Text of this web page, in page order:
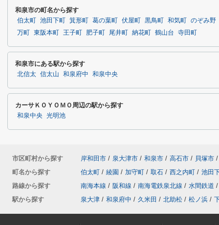
和泉市の町名から探す
伯太町 池田下町 箕形町 葛の葉町 伏屋町 黒鳥町 和気町
のぞみ野
万町
東阪本町 王子町 肥子町 尾井町 納花町 鶴山台 寺田町
和泉市にある駅から探す
北信太 信太山 和泉府中 和泉中央
カーサＫＯＹＯＭＯ周辺の駅から探す
和泉中央 光明池
市区町村から探す 岸和田市 / 泉大津市 / 和泉市 / 高石市 / 貝塚市 /
町名から探す
伯太町 / 綾園 / 加守町 / 取石 / 西之内町 / 池田
路線から探す
南海本線 / 阪和線 / 南海電鉄泉北線 / 水間鉄道 /
駅から探す
泉大津 / 和泉府中 / 久米田 / 北助松 / 松ノ浜 /